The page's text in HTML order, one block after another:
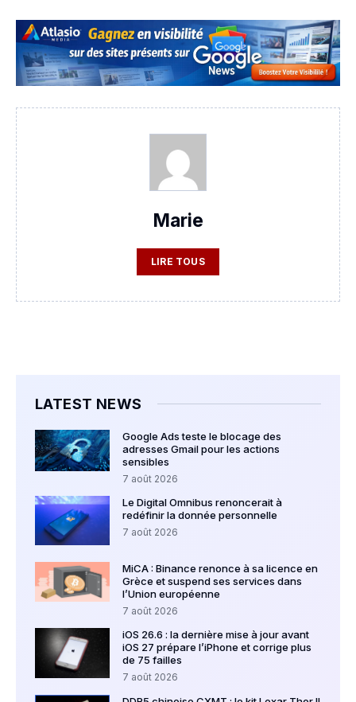
Marie
LIRE TOUS
LATEST NEWS
Google Ads teste le blocage des
adresses Gmail pour les actions
sensibles
7 août 2026
Le Digital Omnibus renoncerait à
redéfinir la donnée personnelle
7 août 2026
MiCA : Binance renonce à sa licence en
Grèce et suspend ses services dans
l’Union européenne
7 août 2026
iOS 26.6 : la dernière mise à jour avant
iOS 27 prépare l’iPhone et corrige plus
de 75 failles
7 août 2026